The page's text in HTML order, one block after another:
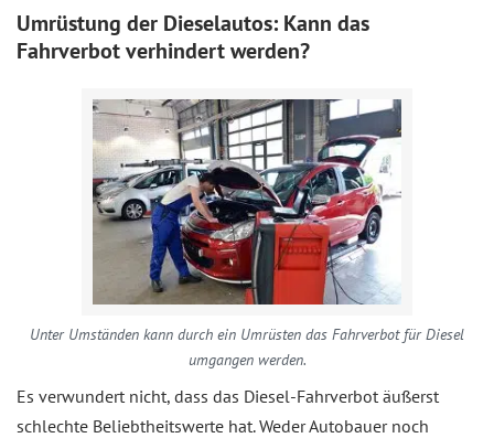
Umrüstung der Dieselautos: Kann das
Fahrverbot verhindert werden?
Unter Umständen kann durch ein Umrüsten das Fahrverbot für Diesel
umgangen werden.
Es verwundert nicht, dass das Diesel-Fahrverbot äußerst
schlechte Beliebtheitswerte hat. Weder Autobauer noch